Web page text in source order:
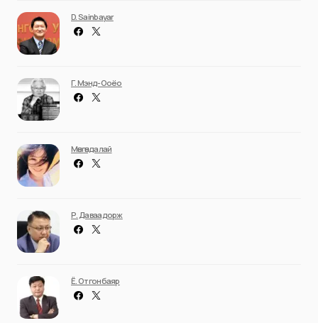
D. Sainbayar
Г. Мэнд-Ооёо
Мөнгөндалай
Р. Даваадорж
Ё. Отгонбаяр